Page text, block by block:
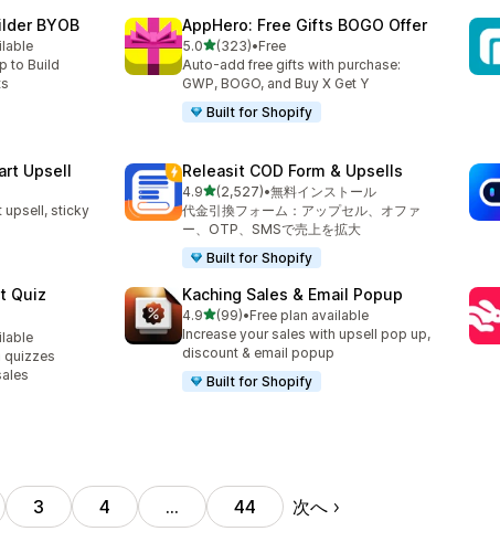
BYOB
to Build
AppHero: Free Gifts BOGO Offer
5.05つ星中
(323)
合計レビュー数：323件
•Free
Auto-add free gifts with purchase:
GWP, BOGO, and Buy X Get Y
Built for Shopify
Upsell
upsell, sticky
Releasit COD Form & Upsells
4.95つ星中
(2,527)
合計レビュー数：2527件
•無料インストール
代金引換フォーム：アップセル、オファ
ー、OTP、SMSで売上を拡大
Built for Shopify
Quiz
quizzes
Kaching Sales & Email Popup
4.95つ星中
(99)
合計レビュー数：99件
•Free plan available
Increase your sales with upsell pop up,
discount & email popup
Built for Shopify
3 4 … 44 次へ